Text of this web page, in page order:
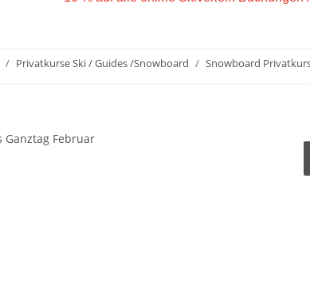
Privatkurse Ski / Guides /Snowboard Snowboard